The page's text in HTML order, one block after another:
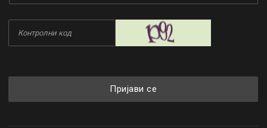
Пријави се